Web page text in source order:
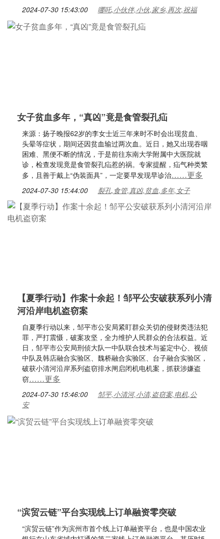
2024-07-30 15:43:00 哪吒,小伙伴,小伙,家乡,再次,祝福
女子贫血多年，“真凶”竟是食管裂孔疝
来源：扬子晚报62岁的李女士近三年来时不时会出现贫血、
头晕等症状，期间还因贫血输过两次血。近日，她又出现吞咽
困难、黑便不断的情况，于是前往东南大学附属中大医院就
诊，检查发现竟是食管裂孔疝惹的祸。专家提醒，疝气种类繁
多，且善于戴上“伪装面具”，一定要早发现早诊治……更多
2024-07-30 15:44:00 裂孔,食管,真凶,贫血,多年,女子
【夏季行动】作案十余起！邹平公安破获系列小清
河沿岸电机盗窃案
自夏季行动以来，邹平市公安局紧盯群众关切的侵财类违法犯
罪，严打震慑，破案攻坚，全力维护人民群众的合法权益。近
日，邹平市公安局刑侦大队一中队联合技术与鉴定中心、视侦
中队及韩店融合实验区、魏桥融合实验区、台子融合实验区，
破获小清河沿岸系列盗窃排水闸启闭机电机案，抓获涉嫌盗
窃……更多
2024-07-30 15:46:00
邹平,小清河,小清,盗窃案,电机,公
安
“滨贸云链”平台实现线上订单融资零突破
“滨贸云链”作为滨州市首个线上订单融资平台，也是中国农业